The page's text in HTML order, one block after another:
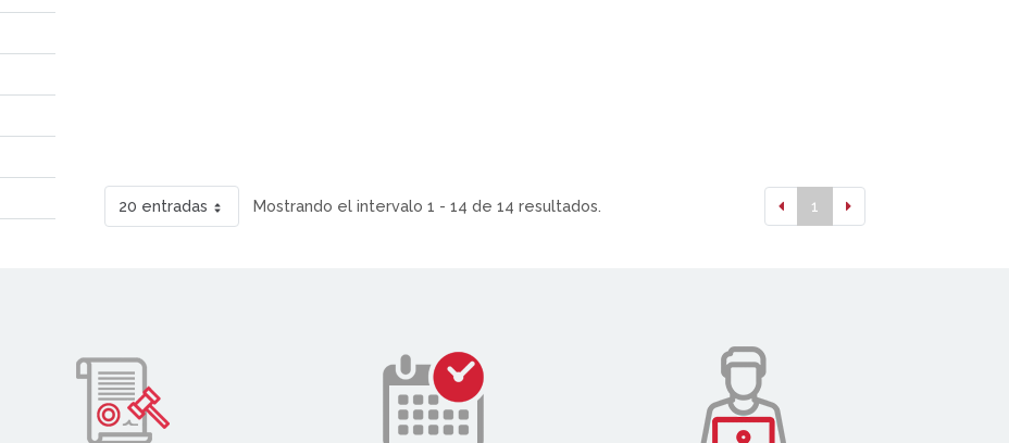
20 entradas Mostrando el intervalo 1 - 14 de 14 resultados. 1